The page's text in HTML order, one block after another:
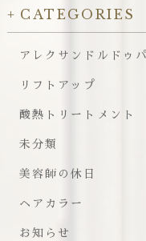
CATEGORIES
アレクサンドルドゥ
リフトアップ
酸熱トリートメント
未分類
美容師の休日
ヘアカラー
お知らせ